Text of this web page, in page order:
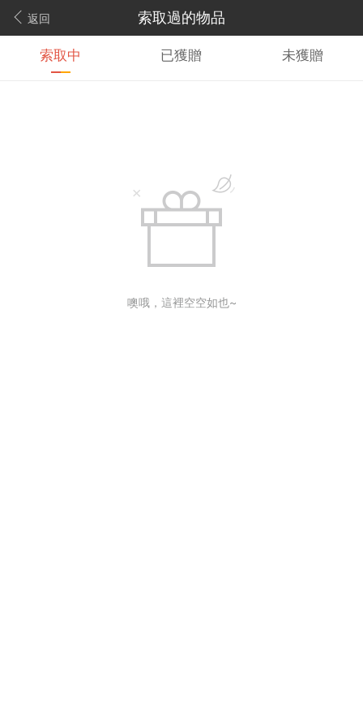
返回 索取過的物品
索取中 已獲贈 未獲贈
噢哦，這裡空空如也~